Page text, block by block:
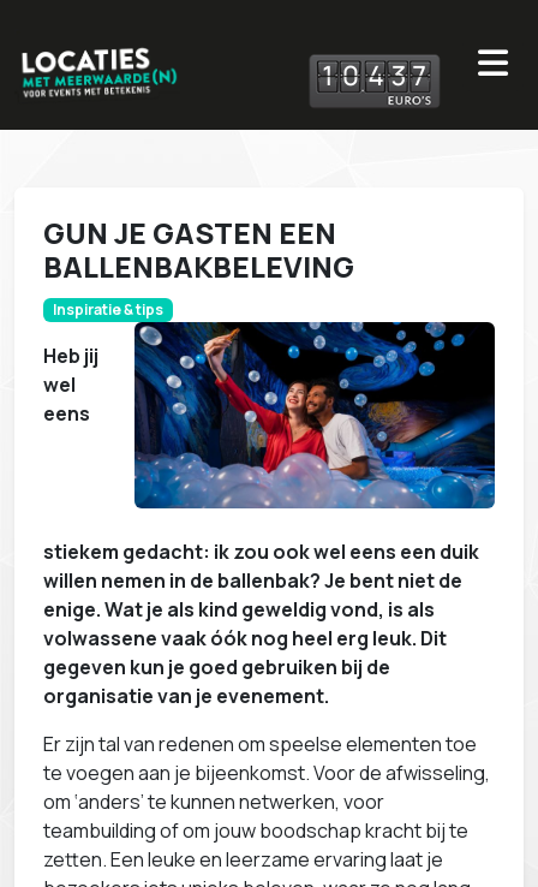
10 437
GUN JE GASTEN EEN
BALLENBAKBELEVING
Inspiratie & tips
Heb jij
wel
eens
stiekem gedacht: ik zou ook wel eens een duik
willen nemen in de ballenbak? Je bent niet de
enige. Wat je als kind geweldig vond, is als
volwassene vaak óók nog heel erg leuk. Dit
gegeven kun je goed gebruiken bij de
organisatie van je evenement.
Er zijn tal van redenen om speelse elementen toe
te voegen aan je bijeenkomst. Voor de afwisseling,
om ‘anders’ te kunnen netwerken, voor
teambuilding of om jouw boodschap kracht bij te
zetten. Een leuke en leerzame ervaring laat je